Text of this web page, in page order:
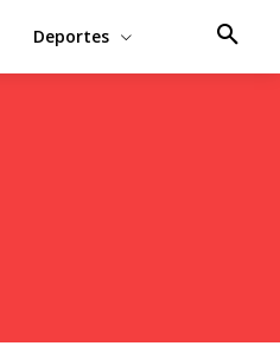
Deportes